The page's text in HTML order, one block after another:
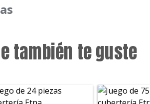
brillante.
actualizado que darán un
en lavavajillas.
de uso cuberterias
también te guste